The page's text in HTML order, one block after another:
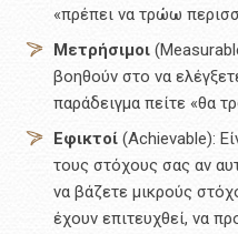
«πρέπει να τρώω
Μετρήσιμοι
βοηθούν στο να
παράδειγμα πείτε «θα
Εφικτοί (Achievable):
τους στόχους σας αν
να βάζετε μικρούς
έχουν επιτευχθεί, να